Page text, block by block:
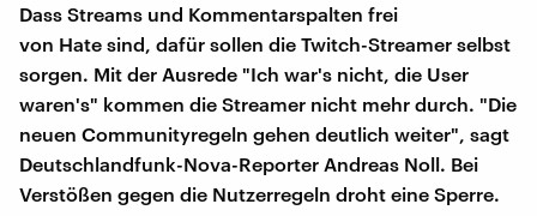
Dass Streams und Kommentarspalten frei
von Hate sind, dafür sollen die Twitch-Streamer selbst
sorgen. Mit der Ausrede "Ich war's nicht, die User
waren's" kommen die Streamer nicht mehr durch. "Die
neuen Communityregeln gehen deutlich weiter", sagt
Deutschlandfunk-Nova-Reporter Andreas Noll. Bei
Verstößen gegen die Nutzerregeln droht eine Sperre.